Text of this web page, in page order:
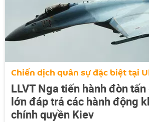
Chiến dịch quân sự đặc biệt tại
LLVT Nga tiến hành đòn
lớn đáp trả các hành động
chính quyền Kiev